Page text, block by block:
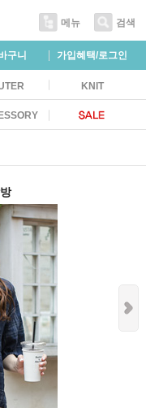
메뉴 검색
구니 가입혜택/로그인
KNIT